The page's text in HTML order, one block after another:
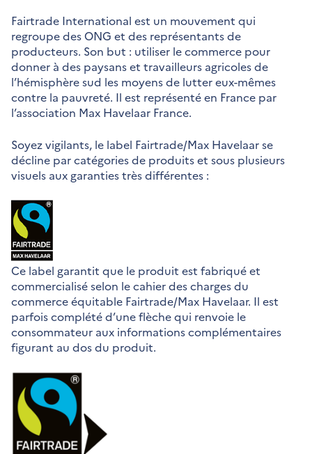
Fairtrade International est un mouvement qui
regroupe des ONG et des représentants de
producteurs. Son but : utiliser le commerce pour
donner à des paysans et travailleurs agricoles de
l’hémisphère sud les moyens de lutter eux-mêmes
contre la pauvreté. Il est représenté en France par
l’association Max Havelaar France.
Soyez vigilants, le label Fairtrade/Max Havelaar se
décline par catégories de produits et sous plusieurs
visuels aux garanties très différentes :
Ce label garantit que le produit est fabriqué et
commercialisé selon le cahier des charges du
commerce équitable Fairtrade/Max Havelaar. Il est
parfois complété d’une flèche qui renvoie le
consommateur aux informations complémentaires
figurant au dos du produit.